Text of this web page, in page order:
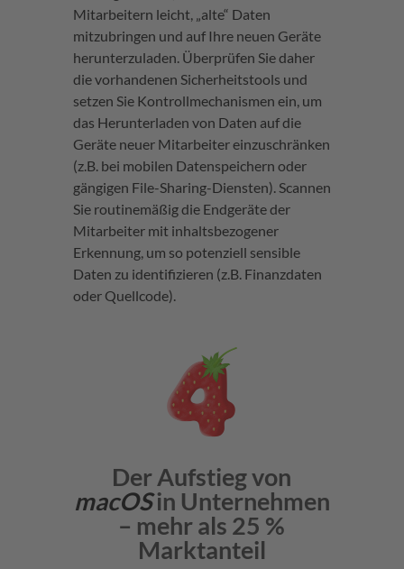
Mitarbeitern leicht, „alte“ Daten
mitzubringen und auf Ihre neuen Geräte
herunterzuladen. Überprüfen Sie daher
die vorhandenen Sicherheitstools und
setzen Sie Kontrollmechanismen ein, um
das Herunterladen von Daten auf die
Geräte neuer Mitarbeiter einzuschränken
(z.B. bei mobilen Datenspeichern oder
gängigen File-Sharing-Diensten). Scannen
Sie routinemäßig die Endgeräte der
Mitarbeiter mit inhaltsbezogener
Erkennung, um so potenziell sensible
Daten zu identifizieren (z.B. Finanzdaten
oder Quellcode).
Der Aufstieg von
macOSin Unternehmen
– mehr als 25 %
Marktanteil